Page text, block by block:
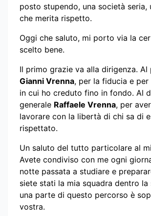
posto stupendo, una società seria,
che merita rispetto.
Oggi che saluto, mi porto via la
scelto bene.
Il primo grazie va alla dirigenza. Al
Gianni Vrenna, per la fiducia e
in cui ho creduto fino in fondo. Al
generale Raffaele Vrenna, per
lavorare con la libertà di chi sa di
rispettato.
Un saluto del tutto particolare al
Avete condiviso con me ogni
notte passata a studiare e
siete stati la mia squadra dentro la
una parte di questo percorso è
vostra.